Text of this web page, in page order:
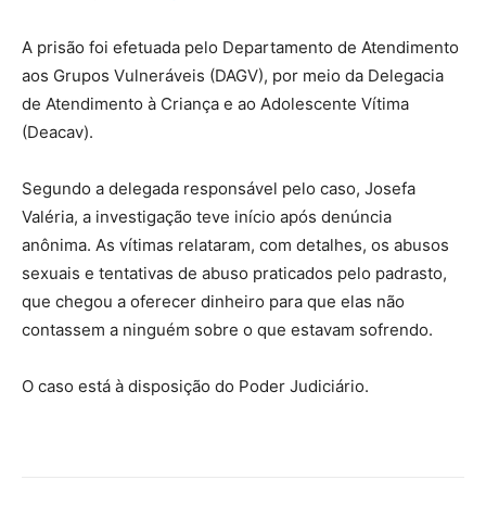
A prisão foi efetuada pelo Departamento de Atendimento
aos Grupos Vulneráveis (DAGV), por meio da Delegacia
de Atendimento à Criança e ao Adolescente Vítima
(Deacav).
Segundo a delegada responsável pelo caso, Josefa
Valéria, a investigação teve início após denúncia
anônima. As vítimas relataram, com detalhes, os abusos
sexuais e tentativas de abuso praticados pelo padrasto,
que chegou a oferecer dinheiro para que elas não
contassem a ninguém sobre o que estavam sofrendo.
O caso está à disposição do Poder Judiciário.